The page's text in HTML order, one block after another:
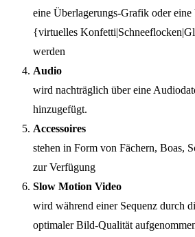
eine Überlagerungs-Grafik oder
{virtuelles
werden
Audio
wird nachträglich über eine
hinzugefügt.
Accessoires
stehen in Form von Fächern, Boas,
zur Verfügung
Slow Motion Video
wird während einer Sequenz durch
optimaler Bild-Qualität